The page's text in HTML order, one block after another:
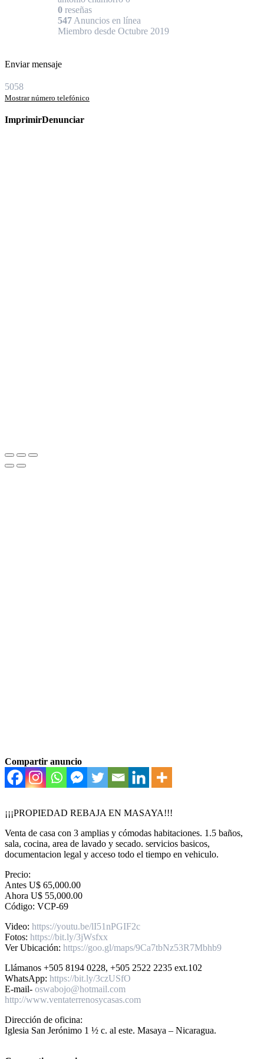
0 reseñas
547 Anuncios en línea
Miembro desde Octubre 2019
Enviar mensaje
5058
Mostrar número telefónico
ImprimirDenunciar
Compartir anuncio
¡¡¡PROPIEDAD REBAJA EN MASAYA!!!
Venta de casa con 3 amplias y cómodas habitaciones. 1.5 baños,
sala, cocina, area de lavado y secado. servicios basicos,
documentacion legal y acceso todo el tiempo en vehiculo.
Precio:
Antes U$ 65,000.00
Ahora U$ 55,000.00
Código: VCP-69
Video: https://youtu.be/lI51nPGIF2c
Fotos: https://bit.ly/3jWsfxx
Ver Ubicación: https://goo.gl/maps/9Ca7tbNz53R7Mbhb9
Llámanos +505 8194 0228, +505 2522 2235 ext.102
WhatsApp: https://bit.ly/3czUSfO
E-mail- oswabojo@hotmail.com
http://www.ventaterrenosycasas.com
Dirección de oficina:
Iglesia San Jerónimo 1 ½ c. al este. Masaya – Nicaragua.